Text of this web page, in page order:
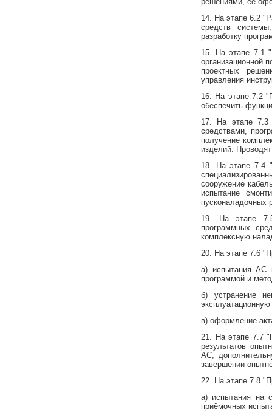
14. На этапе 6.2
средств
разработку
15. На этапе 7.1
организационной
проектных
управления
16. На этапе 7.2
обеспечить
17. На этапе 7.3
средствами,
получение
изделий.
18. На этапе 7.4
сооружение
испытание
пусконаладочных
19. На этапе 7.5
программных
комплексную
20. На этапе 7.6
а) испытания АС
программой и
б) устранение
в) оформление
21. На этапе 7.7
результатов
АС;
завершении
22. На этапе 7.8
а) испытания на
приёмочных